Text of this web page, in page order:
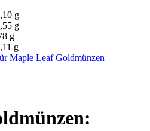
g
g
g
g
Maple Leaf Goldmünzen